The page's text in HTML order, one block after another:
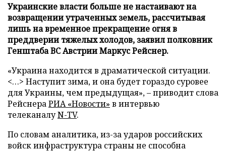
Украинские власти больше не настаивают на
возвращении утраченных земель, рассчитывая
лишь на временное прекращение огня в
преддверии тяжелых холодов, заявил полковник
Генштаба ВС Австрии Маркус Рейснер.
«Украина находится в драматической ситуации.
<…> Наступит зима, и она будет гораздо суровее
для Украины, чем предыдущая», – приводит слова
РейснераРИА «Новости» в интервью
телеканалуN-TV.
По словам аналитика, из-за ударов российских
войск инфраструктура страны не способна